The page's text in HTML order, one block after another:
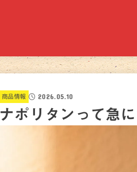
商品情報 2026.05.10
ナポリタンって急